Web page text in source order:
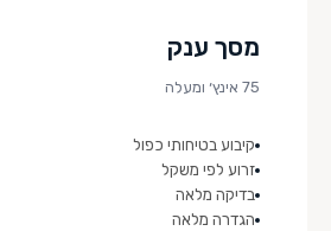
מסך ענק
75 אינץ׳ ומעלה
קיבוע בטיחותי כפול
זרוע לפי משקל
בדיקה מלאה
הגדרה מלאה